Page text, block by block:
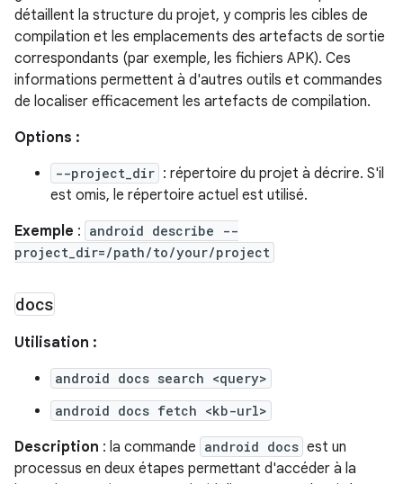
détaillent la structure du projet, y compris les cibles de
compilation et les emplacements des artefacts de sortie
correspondants (par exemple, les fichiers APK). Ces
informations permettent à d'autres outils et commandes
de localiser efficacement les artefacts de compilation.
Options :
--project_dir : répertoire du projet à décrire. S'il
est omis, le répertoire actuel est utilisé.
Exemple : android describe --
project_dir=/path/to/your/project
docs
Utilisation :
android docs search <query>
android docs fetch <kb-url>
Description : la commande android docs est un
processus en deux étapes permettant d'accéder à la